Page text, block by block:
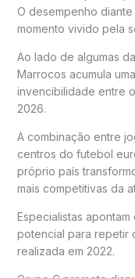
O desempenho
momento vivido pela
Ao lado de algumas
Marrocos acumula
invencibilidade entre
2026.
A combinação entre
centros do futebol
próprio país
mais competitivas da
Especialistas
potencial para repetir
realizada em 2022.